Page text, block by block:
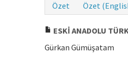
Özet
Özet
ESKİ ANADOLU
Gürkan Gümüşatam